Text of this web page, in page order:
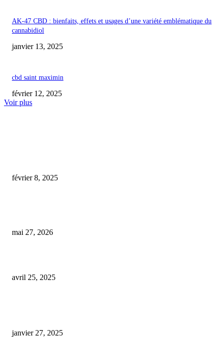
AK-47 CBD : bienfaits, effets et usages d’une variété emblématique du
cannabidiol
janvier 13, 2025
cbd saint maximin
février 12, 2025
Voir plus
février 8, 2025
mai 27, 2026
avril 25, 2025
janvier 27, 2025